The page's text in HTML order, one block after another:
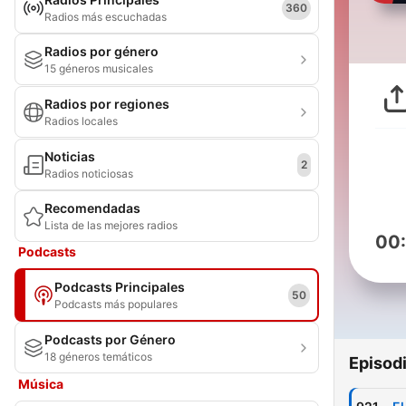
Radios más escuchadas
360
Radios por género
15 géneros musicales
Radios por regiones
Radios locales
Noticias
Radios noticiosas
2
Recomendadas
Lista de las mejores radios
Podcasts
Podcasts Principales
Podcasts más populares
50
Podcasts por Género
18 géneros temáticos
Música